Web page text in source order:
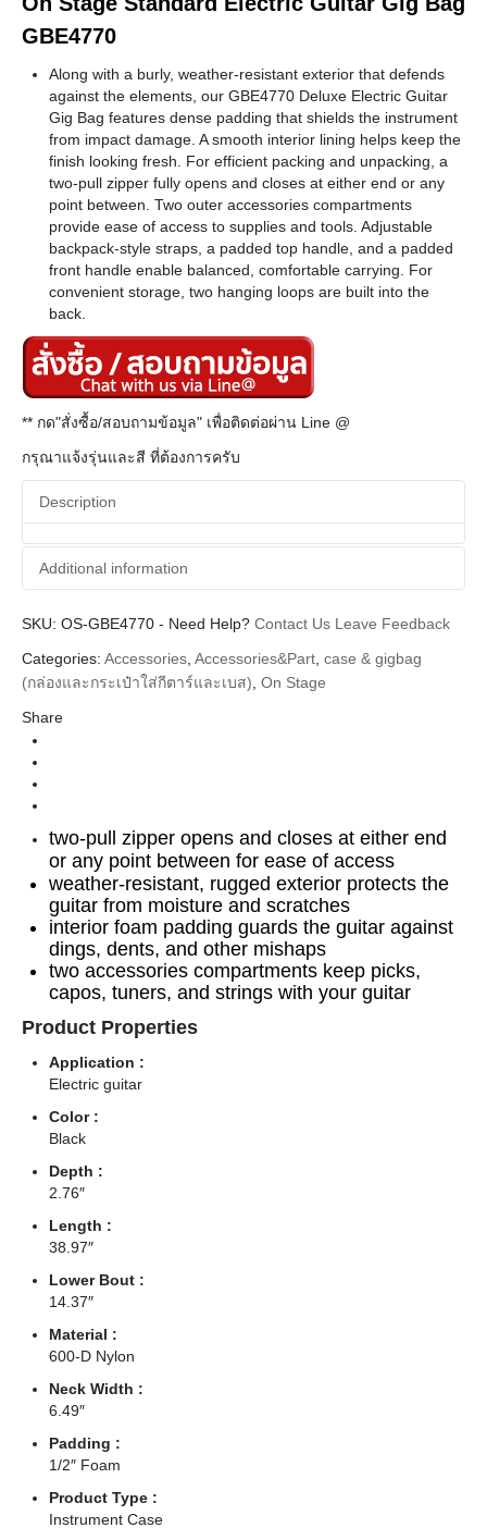
GBE4770
Along with a burly, weather-resistant exterior that defends
against the elements, our GBE4770 Deluxe Electric Guitar
Gig Bag features dense padding that shields the instrument
from impact damage. A smooth interior lining helps keep the
finish looking fresh. For efficient packing and unpacking, a
two-pull zipper fully opens and closes at either end or any
point between. Two outer accessories compartments
provide ease of access to supplies and tools. Adjustable
backpack-style straps, a padded top handle, and a padded
front handle enable balanced, comfortable carrying. For
convenient storage, two hanging loops are built into the
back.
** กด"สั่งซื้อ/สอบถามข้อมูล" เพื่อติดต่อผ่าน Line @
กรุณาแจ้งรุ่นและสี ที่ต้องการครับ
Description
Additional information
Additional information
Brands On Stage
SKU: OS-GBE4770 - Need Help? Contact Us Leave Feedback
Categories: Accessories Accessories&Part case & gigbag
(กล่องและกระเป๋าใส่กีตาร์และเบส) On Stage
Share
two-pull zipper opens and closes at either end
or any point between for ease of access
weather-resistant, rugged exterior protects the
guitar from moisture and scratches
interior foam padding guards the guitar against
dings, dents, and other mishaps
two accessories compartments keep picks,
capos, tuners, and strings with your guitar
Product Properties
Application :
Electric guitar
Color :
Black
Depth :
2.76″
Length :
38.97″
Lower Bout :
14.37″
Material :
600-D Nylon
Neck Width :
6.49″
Padding :
1/2″ Foam
Product Type :
Instrument Case